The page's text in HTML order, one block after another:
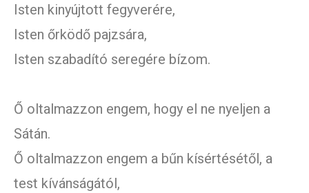
Isten kinyújtott fegyverére,
Isten őrködő pajzsára,
Isten szabadító seregére bízom.
Ő oltalmazzon engem, hogy el ne nyeljen a
Sátán.
Ő oltalmazzon engem a bűn kísértésétől, a
test kívánságától,